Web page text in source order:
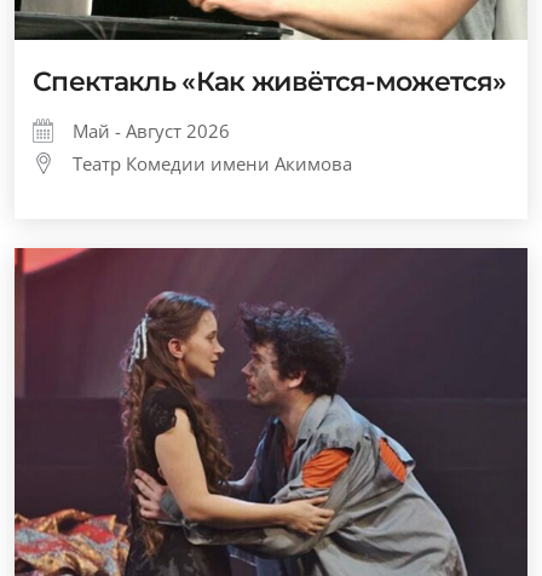
Спектакль «Как живётся-можется»
Май - Август 2026
Театр Комедии имени Акимова